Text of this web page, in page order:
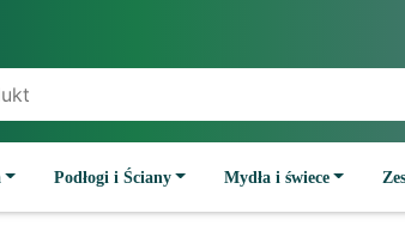
Podłogi i Ściany Mydła i świece